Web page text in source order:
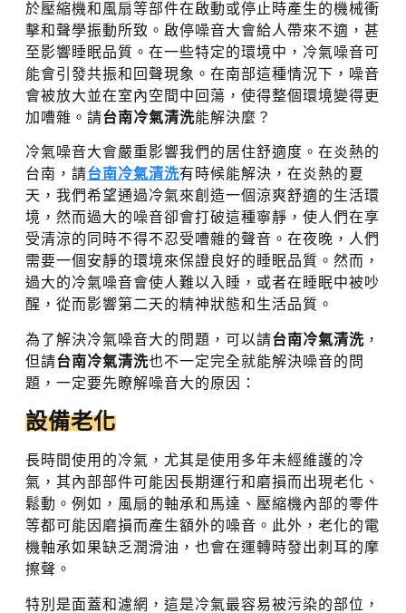
於壓縮機和風扇等部件在啟動或停止時產生的機械衝
擊和聲學振動所致。啟停噪音大會給人帶來不適，甚
至影響睡眠品質。在一些特定的環境中，冷氣噪音可
能會引發共振和回聲現象。在南部這種情況下，噪音
會被放大並在室內空間中回蕩，使得整個環境變得更
加嘈雜。請台南冷氣清洗能解決麼？
冷氣噪音大會嚴重影響我們的居住舒適度。在炎熱的
台南，請台南冷氣清洗有時候能解決，在炎熱的夏
天，我們希望通過冷氣來創造一個涼爽舒適的生活環
境，然而過大的噪音卻會打破這種寧靜，使人們在享
受清涼的同時不得不忍受嘈雜的聲音。在夜晚，人們
需要一個安靜的環境來保證良好的睡眠品質。然而，
過大的冷氣噪音會使人難以入睡，或者在睡眠中被吵
醒，從而影響第二天的精神狀態和生活品質。
為了解決冷氣噪音大的問題，可以請台南冷氣清洗 ，
但請台南冷氣清洗也不一定完全就能解決噪音的問
題，一定要先瞭解噪音大的原因：
設備老化
長時間使用的冷氣，尤其是使用多年未經維護的冷
氣，其內部部件可能因長期運行和磨損而出現老化、
鬆動。例如，風扇的軸承和馬達、壓縮機內部的零件
等都可能因磨損而產生額外的噪音。此外，老化的電
機軸承如果缺乏潤滑油，也會在運轉時發出刺耳的摩
擦聲。
特別是面蓋和濾網，這是冷氣最容易被污染的部位，